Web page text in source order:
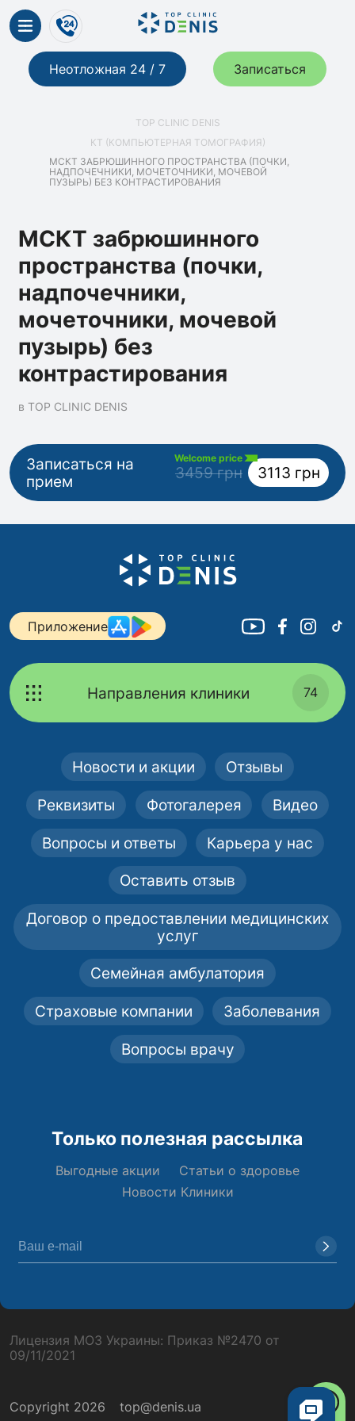
Неотложная 24 / 7 Записаться
TOP CLINIC DENIS
КТ (КОМПЬЮТЕРНАЯ ТОМОГРАФИЯ)
МСКТ ЗАБРЮШИННОГО ПРОСТРАНСТВА (ПОЧКИ,
НАДПОЧЕЧНИКИ, МОЧЕТОЧНИКИ, МОЧЕВОЙ
ПУЗЫРЬ) БЕЗ КОНТРАСТИРОВАНИЯ
МСКТ забрюшинного
пространства (почки,
надпочечники,
мочеточники, мочевой
пузырь) без
контрастирования
в TOP CLINIC DENIS
Записаться на
прием
Welcome price
3459 грн 3113 грн
Приложение
Направления клиники 74
Новости и акции Отзывы
Реквизиты Фотогалерея Видео
Вопросы и ответы Карьера у нас
Оставить отзыв
Договор о предоставлении медицинских
услуг
Семейная амбулатория
Страховые компании Заболевания
Вопросы врачу
Только полезная рассылка
Выгодные акции
Статьи о здоровье
Новости Клиники
Copyright 2026 top@denis.ua
Лицензия МОЗ Украины: Приказ №2470 от
09/11/2021